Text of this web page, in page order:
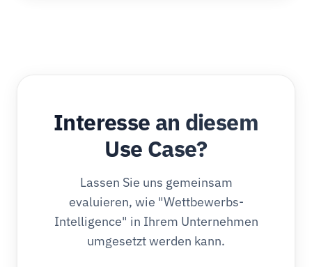
Interesse an diesem
Use Case?
Lassen Sie uns gemeinsam
evaluieren, wie "Wettbewerbs-
Intelligence" in Ihrem Unternehmen
umgesetzt werden kann.